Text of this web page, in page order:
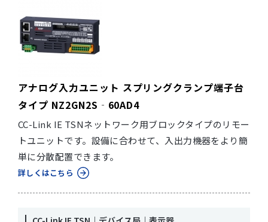
アナログ入力ユニット スプリングクランプ端子台
タイプ NZ2GN2S‐60AD4
CC-Link IE TSNネットワーク用ブロックタイプのリモー
トユニットです。設備に合わせて、入出力機器をより簡
単に分散配置できます。
詳しくはこちら